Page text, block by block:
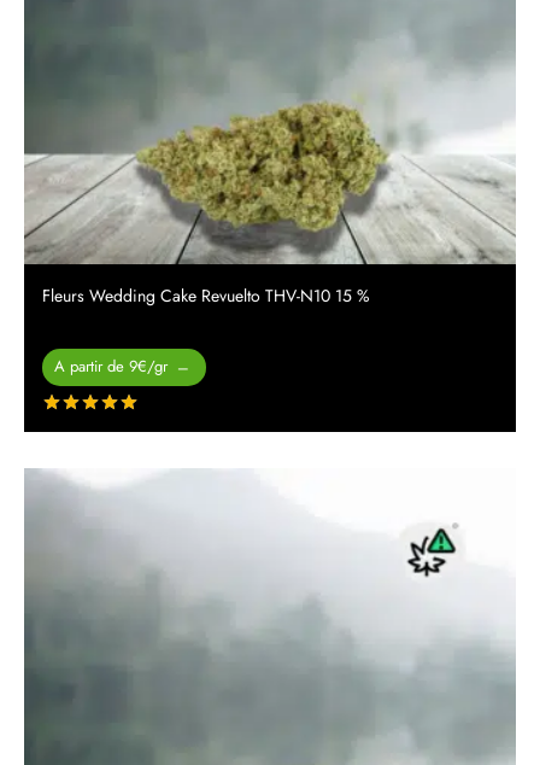
Fleurs Wedding Cake Revuelto THV-N10 15 %
A partir de 9€/gr –
Plage de
prix :
à